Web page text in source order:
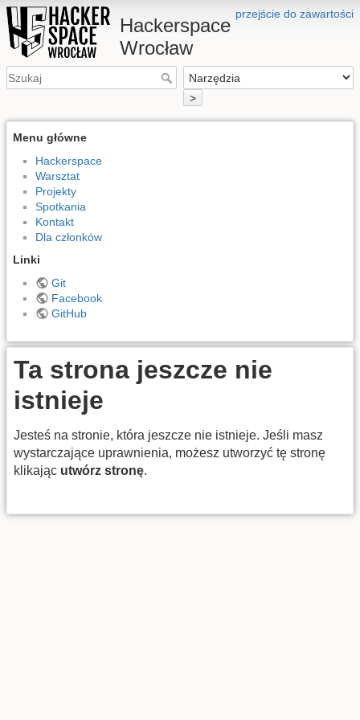
przejście do zawartości
Hackerspace
Wrocław
>
Menu główne
Hackerspace
Warsztat
Projekty
Spotkania
Kontakt
Dla członków
Linki
Git
Facebook
GitHub
Ta strona jeszcze nie
istnieje
Jesteś na stronie, która jeszcze nie istnieje. Jeśli masz
wystarczające uprawnienia, możesz utworzyć tę stronę
klikając utwórz stronę.